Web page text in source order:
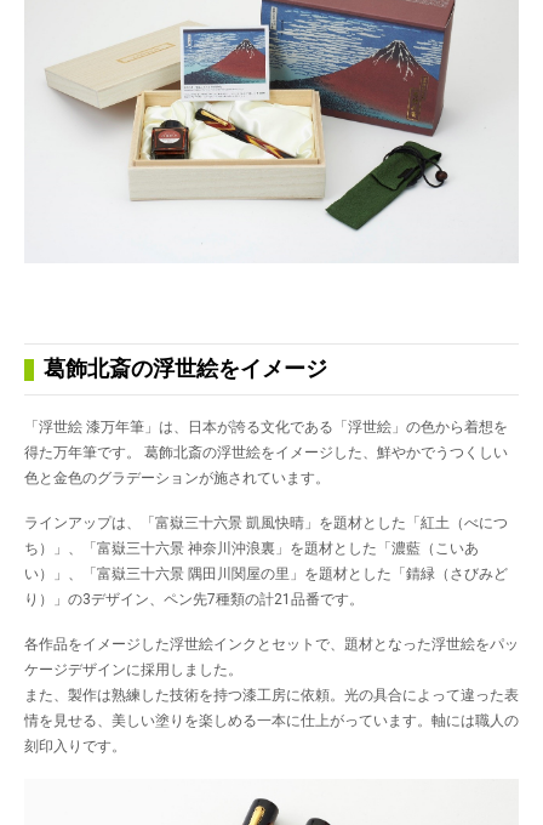
葛飾北斎の浮世絵をイメージ
「浮世絵 漆万年筆」は、日本が誇る文化である「浮世絵」の色から着想を
得た万年筆です。 葛飾北斎の浮世絵をイメージした、鮮やかでうつくしい
色と金色のグラデーションが施されています。
ラインアップは、「富嶽三十六景 凱風快晴」を題材とした「紅土（べにつ
ち）」、「富嶽三十六景 神奈川沖浪裏」を題材とした「濃藍（こいあ
い）」、「富嶽三十六景 隅田川関屋の里」を題材とした「錆緑（さびみど
り）」の3デザイン、ペン先7種類の計21品番です。
各作品をイメージした浮世絵インクとセットで、題材となった浮世絵をパッ
ケージデザインに採用しました。
また、製作は熟練した技術を持つ漆工房に依頼。光の具合によって違った表
情を見せる、美しい塗りを楽しめる一本に仕上がっています。軸には職人の
刻印入りです。